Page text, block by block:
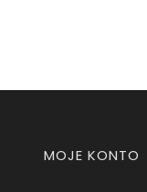
Linki w
MOJE KONTO